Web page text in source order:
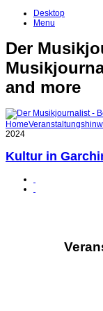
Desktop
Menu
Der
and more
Home
2024
Kultur in